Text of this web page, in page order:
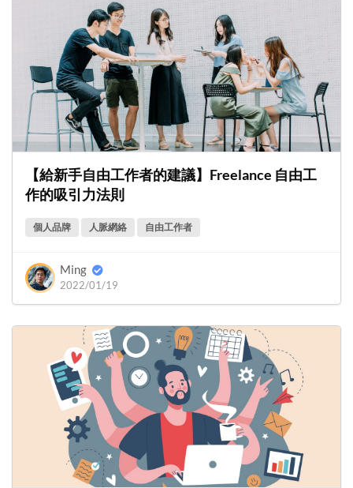
【給新手自由工作者的建議】Freelance 自由工
作的吸引力法則
個人品牌 人脈網絡 自由工作者
Ming
2022/01/19